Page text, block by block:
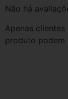
Não há
Apenas
produto podem